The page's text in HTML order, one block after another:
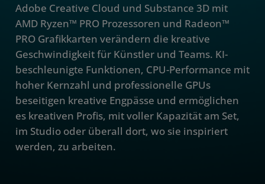
Adobe Creative Cloud und Substance 3D mit
AMD Ryzen™ PRO Prozessoren und Radeon™
PRO Grafikkarten verändern die kreative
Geschwindigkeit für Künstler und Teams. KI-
beschleunigte Funktionen, CPU-Performance mit
hoher Kernzahl und professionelle GPUs
beseitigen kreative Engpässe und ermöglichen
es kreativen Profis, mit voller Kapazität am Set,
im Studio oder überall dort, wo sie inspiriert
werden, zu arbeiten.